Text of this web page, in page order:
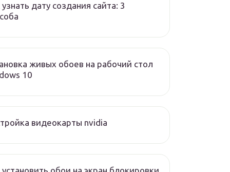
узнать дату создания сайта: 3
живых обоев на рабочий стол
10
видеокарты nvidia